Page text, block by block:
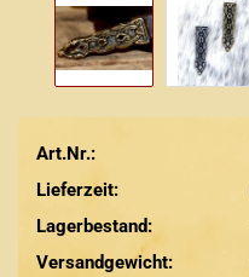
Art.Nr.:
Lieferzeit:
Lagerbestand:
Versandgewicht: